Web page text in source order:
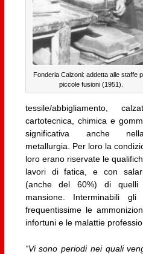
Fonderia Calzoni: addetta alle staffe
piccole fusioni (1951).
tessile/abbigliamento,
cartotecnica, chimica e
significativa anche
metallurgia. Per loro la
loro erano riservate le
lavori di fatica, e con
(anche del 60%) di
mansione. Interminabili
frequentissime le
infortuni e le malattie
“Vi sono periodi nei quali